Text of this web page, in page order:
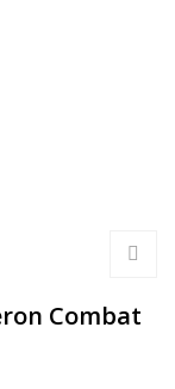
Combat